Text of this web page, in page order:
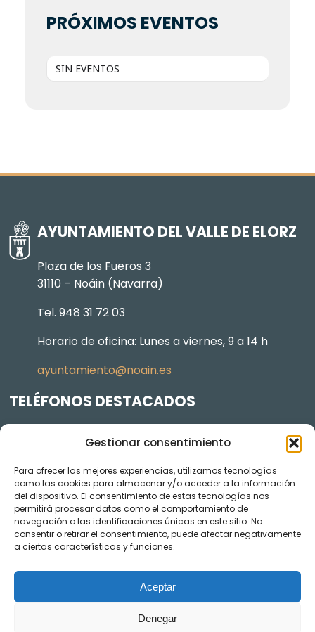
Gestionar consentimiento
Para ofrecer las mejores experiencias, utilizamos tecnologías
como las cookies para almacenar y/o acceder a la información
del dispositivo. El consentimiento de estas tecnologías nos
permitirá procesar datos como el comportamiento de
navegación o las identificaciones únicas en este sitio. No
consentir o retirar el consentimiento, puede afectar negativamente
a ciertas características y funciones.
Aceptar
Denegar
PRÓXIMOS EVENTOS
SIN EVENTOS
AYUNTAMIENTO DEL VALLE DE ELORZ
Plaza de los Fueros 3
31110 – Noáin (Navarra)
Tel. 948 31 72 03
Horario de oficina: Lunes a viernes, 9 a 14 h
ayuntamiento@noain.es
TELÉFONOS DESTACADOS
605 834 045
Jardinería y Agenda Local 2030
948 074 848
TRANSPARENCIA
Videos de los plenos en YouTube